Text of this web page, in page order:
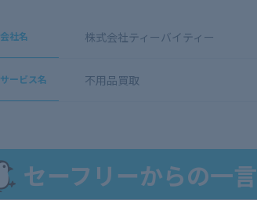
会社名 株式会社ティーバイティー
サービス名 不用品買取
セーフリーからの一言